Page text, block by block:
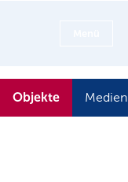
Objekte Medien